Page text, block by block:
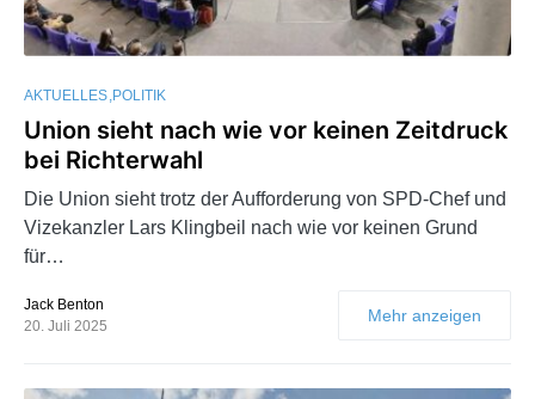
AKTUELLES POLITIK
Union sieht nach wie vor keinen Zeitdruck
bei Richterwahl
Die Union sieht trotz der Aufforderung von SPD-Chef und
Vizekanzler Lars Klingbeil nach wie vor keinen Grund
für…
Jack Benton
20. Juli 2025
Mehr anzeigen